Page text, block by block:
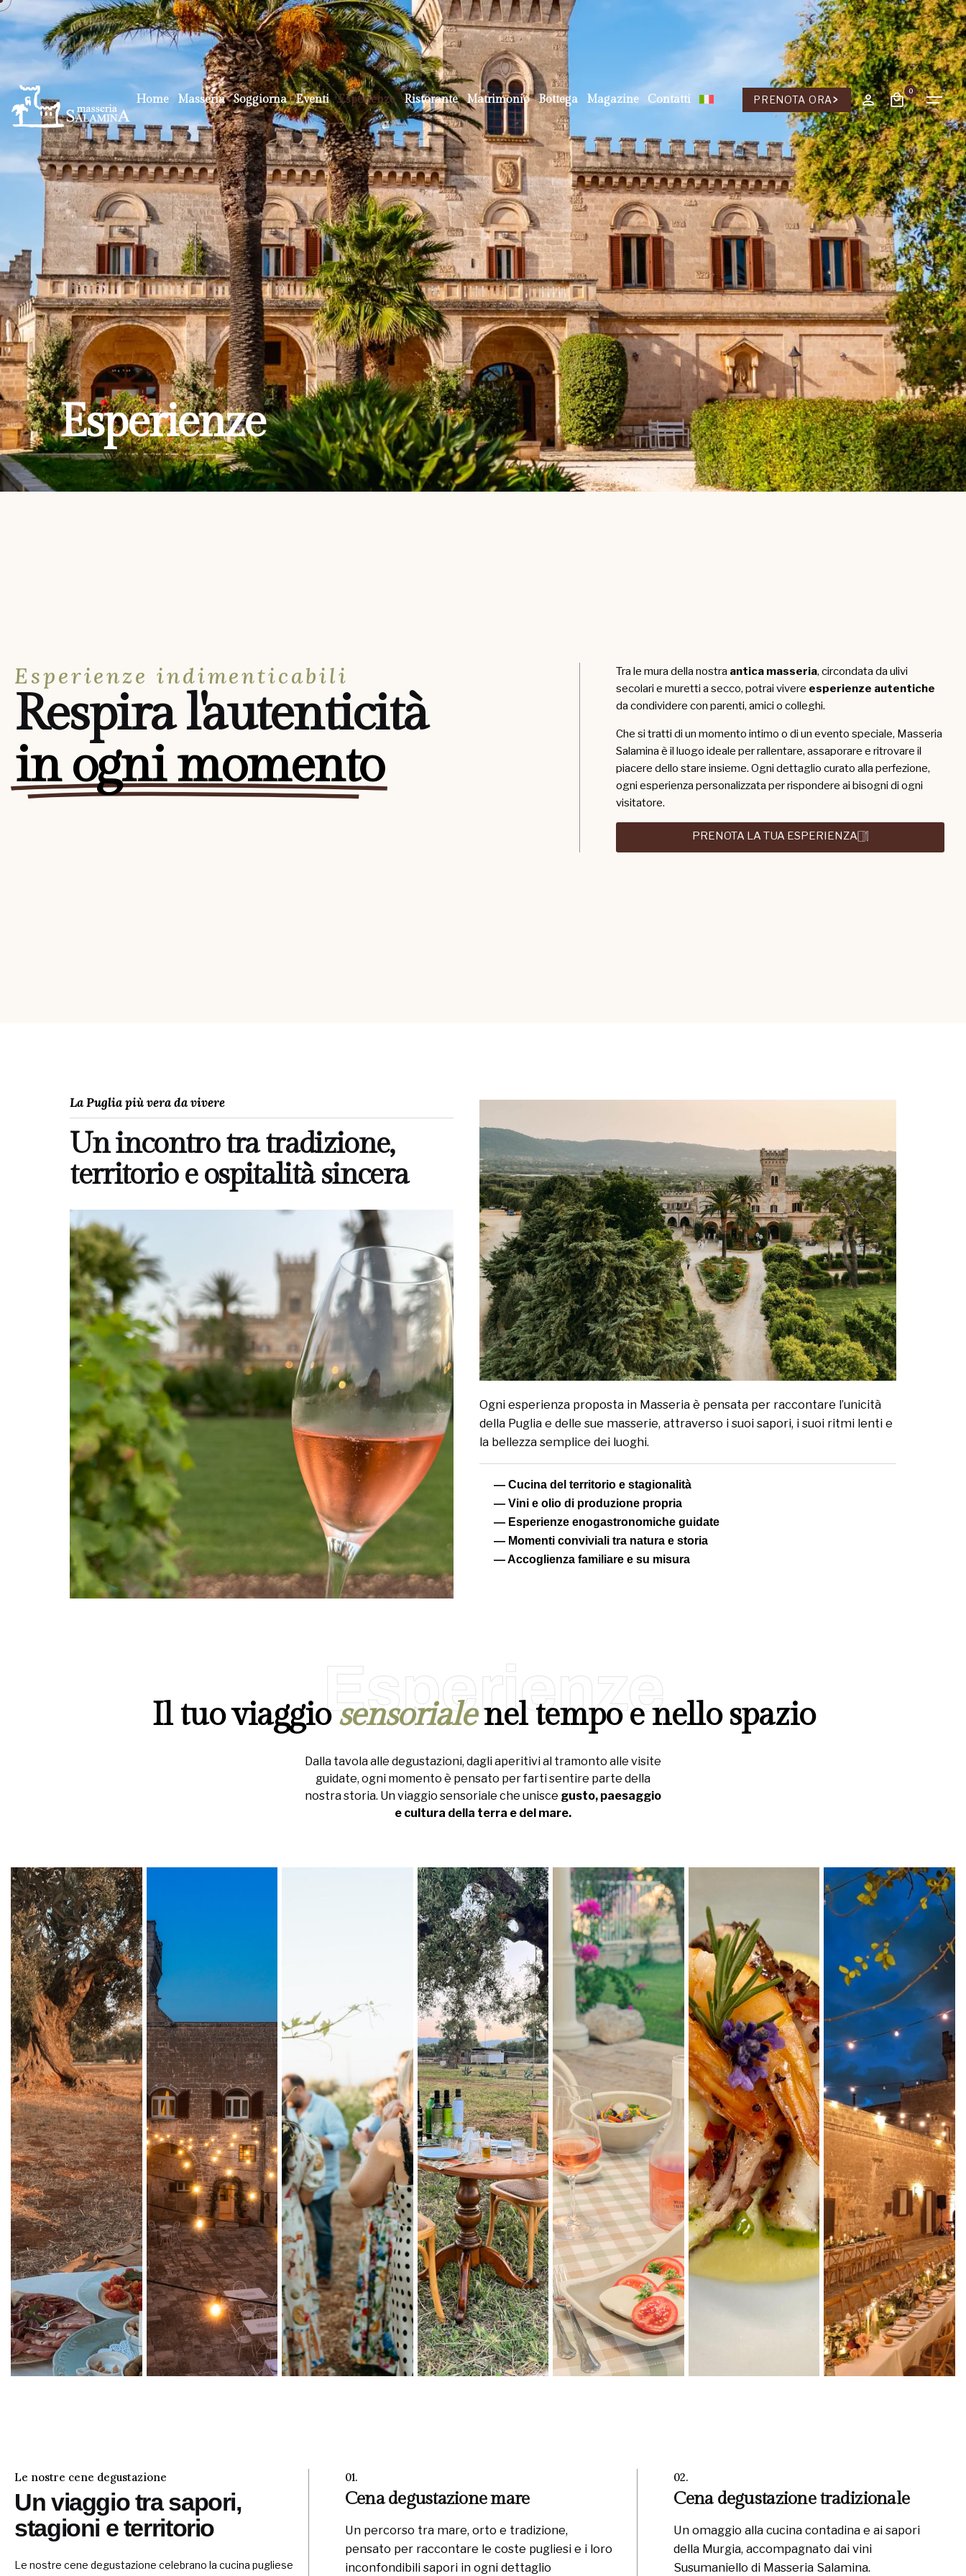
Home Masseria Soggiorna Eventi Esperienze Ristorante Matrimonio Bottega Magazine Contatti PRENOTA ORA
0
Esperienze
Esperienze indimenticabili
Respira l'autenticità
in ogni momento
Tra le mura della nostra antica masseria, circondata da ulivi
secolari e muretti a secco, potrai vivere esperienze autentiche
da condividere con parenti, amici o colleghi.
Che si tratti di un momento intimo o di un evento speciale, Masseria
Salamina è il luogo ideale per rallentare, assaporare e ritrovare il
piacere dello stare insieme. Ogni dettaglio curato alla perfezione,
ogni esperienza personalizzata per rispondere ai bisogni di ogni
visitatore.
PRENOTA LA TUA ESPERIENZA
La Puglia più vera da vivere
Un incontro tra tradizione,
territorio e ospitalità sincera
Ogni esperienza proposta in Masseria è pensata per raccontare l’unicità
della Puglia e delle sue masserie, attraverso i suoi sapori, i suoi ritmi lenti e
la bellezza semplice dei luoghi.
— Cucina del territorio e stagionalità
— Vini e olio di produzione propria
— Esperienze enogastronomiche guidate
— Momenti conviviali tra natura e storia
— Accoglienza familiare e su misura
Esperienze
Il tuo viaggiosensorialenel tempo e nello spazio
Dalla tavola alle degustazioni, dagli aperitivi al tramonto alle visite
guidate, ogni momento è pensato per farti sentire parte della
nostra storia. Un viaggio sensoriale che unisce gusto, paesaggio
e cultura della terra e del mare.
Le nostre cene degustazione
Un viaggio tra sapori,
stagioni e territorio
Le nostre cene degustazione celebrano la cucina pugliese
01.
Cena degustazione mare
Un percorso tra mare, orto e tradizione,
pensato per raccontare le coste pugliesi e i loro
inconfondibili sapori in ogni dettaglio
02.
Cena degustazione tradizionale
Un omaggio alla cucina contadina e ai sapori
della Murgia, accompagnato dai vini
Susumaniello di Masseria Salamina.